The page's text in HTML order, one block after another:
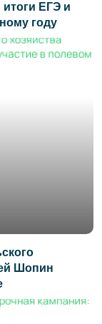
ЕГЭ и
году
Шопин